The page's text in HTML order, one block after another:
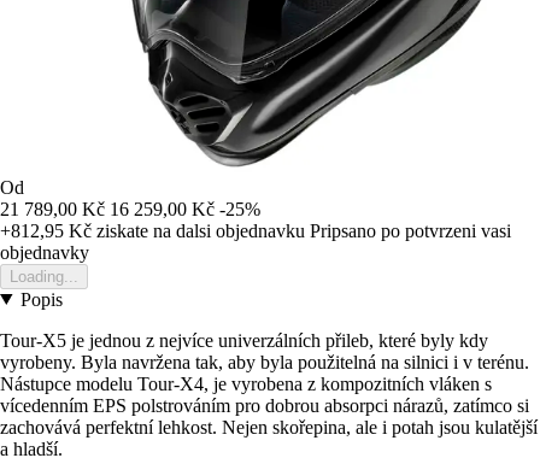
Od
21 789,00 Kč 16 259,00 Kč -25%
+812,95 Kč ziskate na dalsi objednavku Pripsano po potvrzeni vasi
objednavky
Loading...
Popis
Tour-X5 je jednou z nejvíce univerzálních přileb, které byly kdy
vyrobeny. Byla navržena tak, aby byla použitelná na silnici i v terénu.
Nástupce modelu Tour-X4, je vyrobena z kompozitních vláken s
vícedenním EPS polstrováním pro dobrou absorpci nárazů, zatímco si
zachovává perfektní lehkost. Nejen skořepina, ale i potah jsou kulatější
a hladší.